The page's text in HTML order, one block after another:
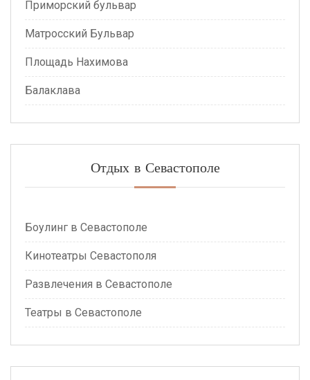
Приморский бульвар
Матросский Бульвар
Площадь Нахимова
Балаклава
Отдых в Севастополе
Боулинг в Севастополе
Кинотеатры Севастополя
Развлечения в Севастополе
Театры в Севастополе